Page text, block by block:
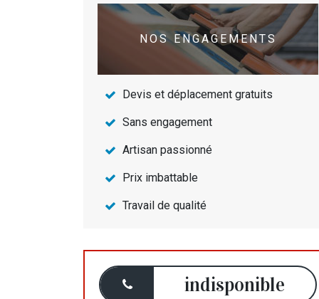
NOS ENGAGEMENTS
Devis et déplacement gratuits
Sans engagement
Artisan passionné
Prix imbattable
Travail de qualité
indisponible